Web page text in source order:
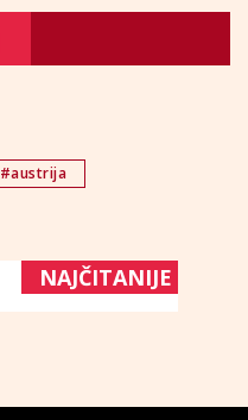
#austrija
NAJČITANIJE